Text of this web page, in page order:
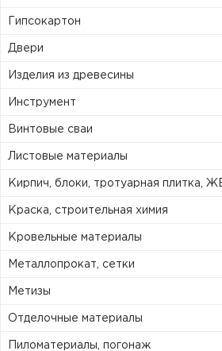
Гипсокартон
Двери
Изделия из древесины
Инструмент
Винтовые сваи
Листовые материалы
Кирпич, блоки, тротуарная плитка,
Краска, строительная химия
Кровельные материалы
Металлопрокат, сетки
Метизы
Отделочные материалы
Пиломатериалы, погонаж